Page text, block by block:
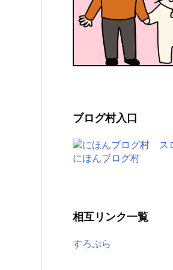
ブログ村入口
にほんブログ村
相互リンク一覧
すろぷら